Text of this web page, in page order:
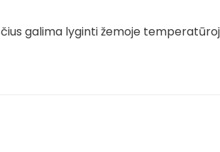
galima lyginti žemoje